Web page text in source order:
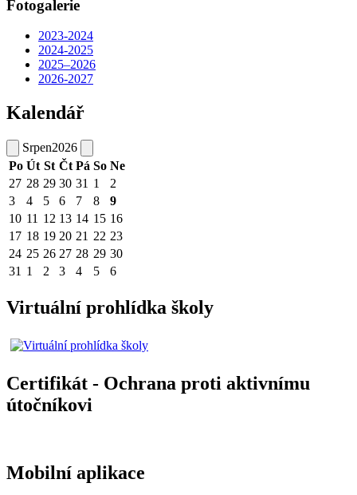
Fotogalerie
2023-2024
2024-2025
2025–2026
2026-2027
Kalendář
Srpen2026
Po Út St Čt Pá So Ne
27 28 29 30 31 1
2
3
4 5 6 7 8
9
10 11 12 13 14 15 16
17 18 19 20 21 22 23
24 25 26 27 28 29 30
31 1 2 3 4 5 6
Virtuální prohlídka školy
Certifikát - Ochrana proti aktivnímu
útočníkovi
Mobilní aplikace